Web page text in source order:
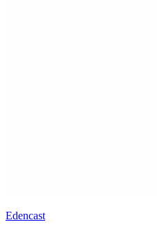
Edencast